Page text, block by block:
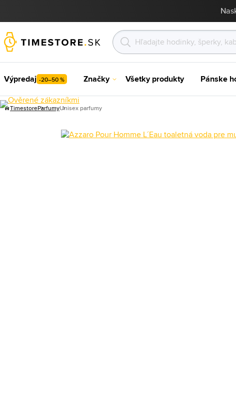
Výpredaj -20–50 % Značky Všetky produkty Pánske
TimestoreParfumyUnisex parfumy